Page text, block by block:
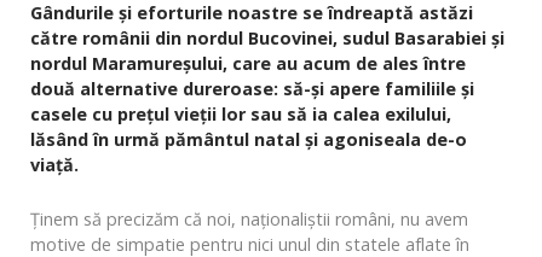
Gândurile și eforturile noastre se îndreaptă astăzi
către românii din nordul Bucovinei, sudul Basarabiei și
nordul Maramureșului, care au acum de ales între
două alternative dureroase: să-și apere familiile și
casele cu prețul vieții lor sau să ia calea exilului,
lăsând în urmă pământul natal și agoniseala de-o
viață.
Ținem să precizăm că noi, naționaliștii români, nu avem
motive de simpatie pentru nici unul din statele aflate în